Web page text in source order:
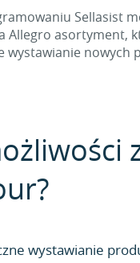
Sellasist
Allegro asortyment,
wystawianie nowych
wystawianie